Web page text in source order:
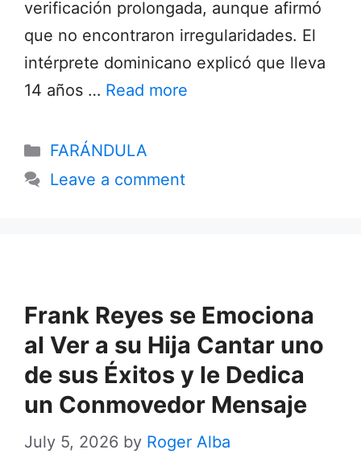
verificación prolongada, aunque afirmó
que no encontraron irregularidades. El
intérprete dominicano explicó que lleva
14 años … Read more
Categories
FARÁNDULA
Leave a comment
Frank Reyes se Emociona
al Ver a su Hija Cantar uno
de sus Éxitos y le Dedica
un Conmovedor Mensaje
July 5, 2026 by Roger Alba